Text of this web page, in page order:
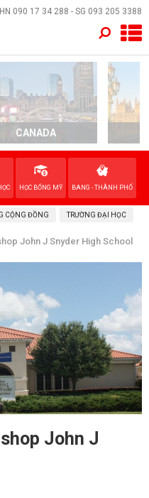
HN 090 17 34 288 - SG 093 205 3388
CANADA
HỌC BỔNG MỸ BANG - THÀNH PHỐ
CỘNG ĐỒNG TRƯỜNG ĐẠI HỌC
John J Snyder High School
John J
×